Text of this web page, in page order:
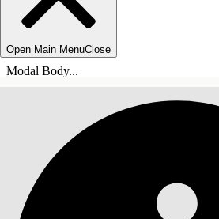
Open Main MenuClose
Modal Body...